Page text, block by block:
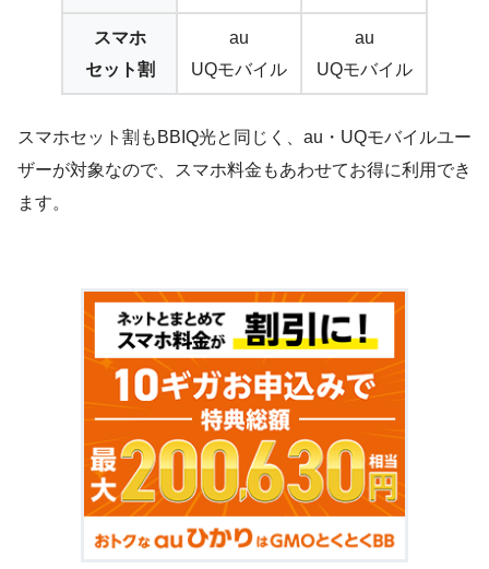
スマホ
セット割
au
UQモバイル
au
UQモバイル
スマホセット割もBBIQ光と同じく、au・UQモバイルユー
ザーが対象なので、スマホ料金もあわせてお得に利用でき
ます。